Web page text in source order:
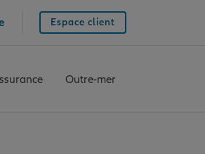
Espace client
Outre-mer